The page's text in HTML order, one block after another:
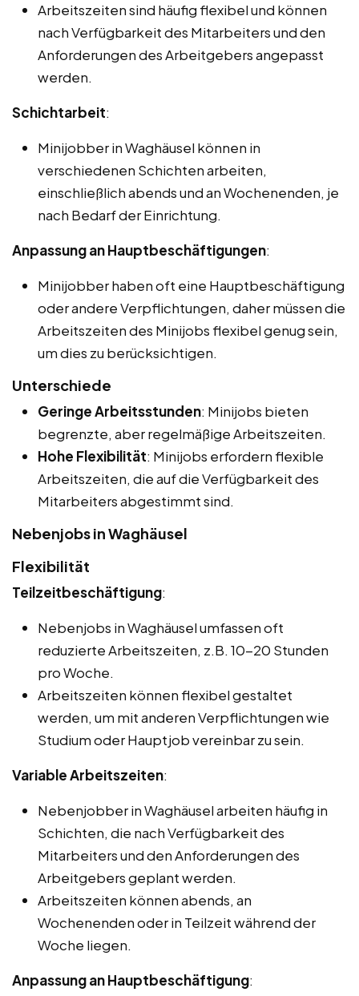
Arbeitszeiten sind häufig flexibel und können
nach Verfügbarkeit des Mitarbeiters und den
Anforderungen des Arbeitgebers angepasst
werden.
Schichtarbeit:
Minijobber in Waghäusel können in
verschiedenen Schichten arbeiten,
einschließlich abends und an Wochenenden, je
nach Bedarf der Einrichtung.
Anpassung an Hauptbeschäftigungen:
Minijobber haben oft eine Hauptbeschäftigung
oder andere Verpflichtungen, daher müssen die
Arbeitszeiten des Minijobs flexibel genug sein,
um dies zu berücksichtigen.
Unterschiede
Geringe Arbeitsstunden: Minijobs bieten
begrenzte, aber regelmäßige Arbeitszeiten.
Hohe Flexibilität: Minijobs erfordern flexible
Arbeitszeiten, die auf die Verfügbarkeit des
Mitarbeiters abgestimmt sind.
Nebenjobs in Waghäusel
Flexibilität
Teilzeitbeschäftigung:
Nebenjobs in Waghäusel umfassen oft
reduzierte Arbeitszeiten, z.B. 10-20 Stunden
pro Woche.
Arbeitszeiten können flexibel gestaltet
werden, um mit anderen Verpflichtungen wie
Studium oder Hauptjob vereinbar zu sein.
Variable Arbeitszeiten:
Nebenjobber in Waghäusel arbeiten häufig in
Schichten, die nach Verfügbarkeit des
Mitarbeiters und den Anforderungen des
Arbeitgebers geplant werden.
Arbeitszeiten können abends, an
Wochenenden oder in Teilzeit während der
Woche liegen.
Anpassung an Hauptbeschäftigung: